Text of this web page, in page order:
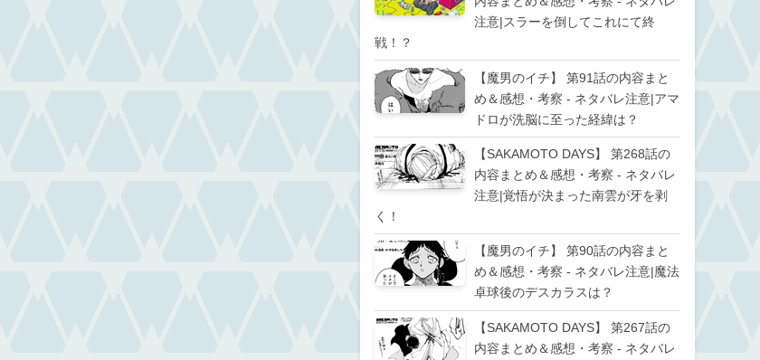
注意|スラーを倒してこれにて終
戦！？
【魔男のイチ】 第91話の内容まと
め＆感想・考察 - ネタバレ注意|アマ
ドロが洗脳に至った経緯は？
【SAKAMOTO DAYS】 第268話の
内容まとめ＆感想・考察 - ネタバレ
注意|覚悟が決まった南雲が牙を剥
く！
【魔男のイチ】 第90話の内容まと
め＆感想・考察 - ネタバレ注意|魔法
卓球後のデスカラスは？
【SAKAMOTO DAYS】 第267話の
内容まとめ＆感想・考察 - ネタバレ